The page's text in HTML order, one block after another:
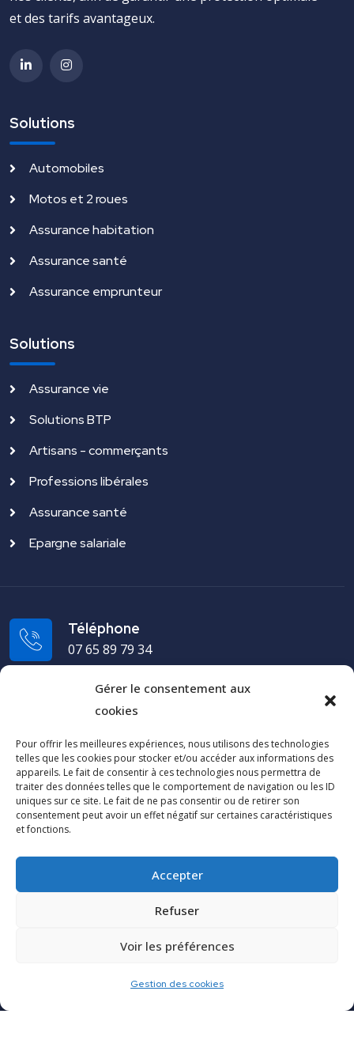
Gérer le consentement aux
cookies
Pour offrir les meilleures expériences, nous utilisons des technologies
telles que les cookies pour stocker et/ou accéder aux informations des
appareils. Le fait de consentir à ces technologies nous permettra de
traiter des données telles que le comportement de navigation ou les ID
uniques sur ce site. Le fait de ne pas consentir ou de retirer son
consentement peut avoir un effet négatif sur certaines caractéristiques
et fonctions.
Accepter
Refuser
Voir les préférences
Gestion des cookies
et des tarifs avantageux.
Solutions
Automobiles
Motos et 2 roues
Assurance habitation
Assurance santé
Assurance emprunteur
Solutions
Assurance vie
Solutions BTP
Artisans - commerçants
Professions libérales
Assurance santé
Epargne salariale
Téléphone
07 65 89 79 34
Adresse
19 rue du Puech Radier 34970 Lattes - FRANCE
Cap Arco
Contactez-nous